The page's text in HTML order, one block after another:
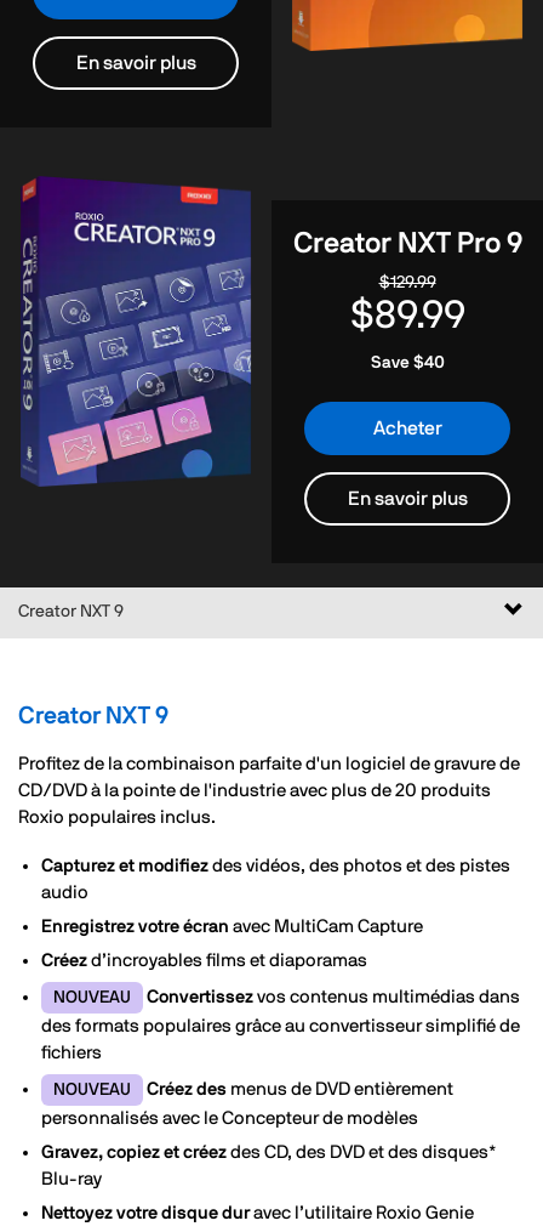
En savoir plus
Creator NXT Pro 9
$129.99
$89.99
Save $40
Acheter
En savoir plus
le
Creator NXT 9
Creator NXT 9
Profitez de la combinaison parfaite d'un logiciel de gravure de
CD/DVD à la pointe de l'industrie avec plus de 20 produits
Roxio populaires inclus.
Capturez et modifiezdes vidéos, des photos et des pistes
audio
Enregistrez votre écran avec MultiCam Capture
Créezd’incroyables films et diaporamas
NOUVEAU Convertissezvos contenus multimédias dans
des formats populaires grâce au convertisseur simplifié de
fichiers
NOUVEAU Créez desmenus de DVD entièrement
personnalisés avec le Concepteur de modèles
Gravez, copiez et créezdes CD, des DVD et des disques*
Blu-ray
Nettoyez votre disque duravec l’utilitaire Roxio Genie